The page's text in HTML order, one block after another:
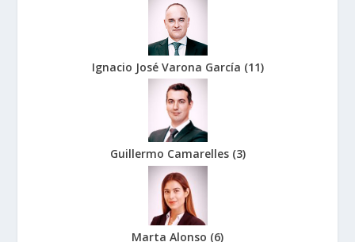
Ignacio José Varona García (11)
Guillermo Camarelles (3)
Marta Alonso (6)